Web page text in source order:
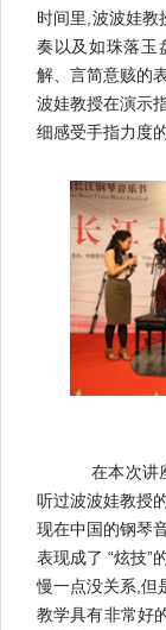
时间里,波波娃教
奏以及如珠落玉
解、言简意赅的
波娃教授在演示
细感受手指力度
在本次讲
听过波波娃教授
现在中国的钢琴
表现成了 “炫技”
慢一点没关系,但
教学具有非常好